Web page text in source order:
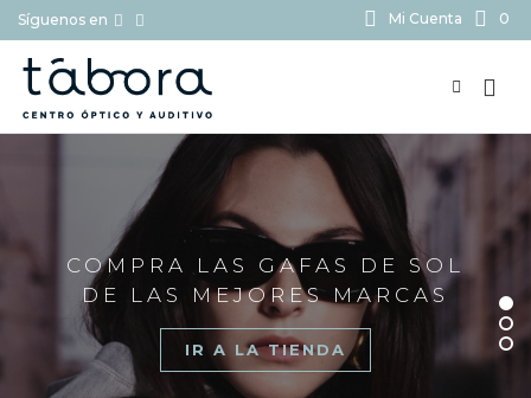
Síguenos en Mi Cuenta 0
COMPRA LAS GAFAS DE SOL
DE LAS MEJORES MARCAS
IR A LA TIENDA